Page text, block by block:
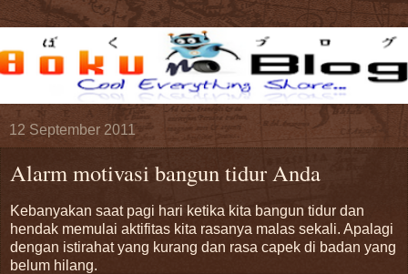
12 September 2011
Alarm motivasi bangun tidur Anda
Kebanyakan saat pagi hari ketika kita bangun tidur dan
hendak memulai aktifitas kita rasanya malas sekali. Apalagi
dengan istirahat yang kurang dan rasa capek di badan yang
belum hilang.